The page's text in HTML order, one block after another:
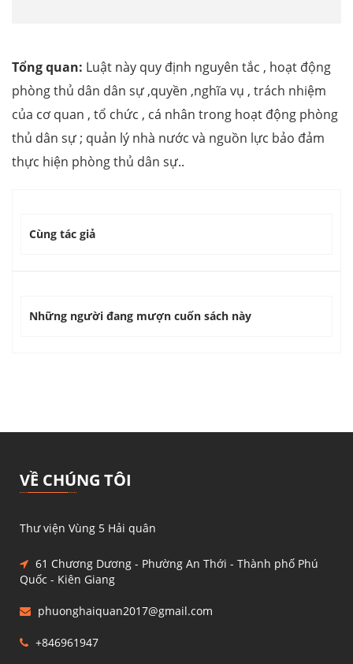
Tổng quan: Luật này quy định nguyên tắc , hoạt động
phòng thủ dân dân sự ,quyền ,nghĩa vụ , trách nhiệm
của cơ quan , tổ chức , cá nhân trong hoạt động phòng
thủ dân sự ; quản lý nhà nước và nguồn lực bảo đảm
thực hiện phòng thủ dân sự..
Cùng tác giả
Những người đang mượn cuốn sách này
VỀ CHÚNG TÔI
Thư viện Vùng 5 Hải quân
61 Chương Dương - Phường An Thới - Thành phố Phú
Quốc - Kiên Giang
phuonghaiquan2017@gmail.com
+846961947